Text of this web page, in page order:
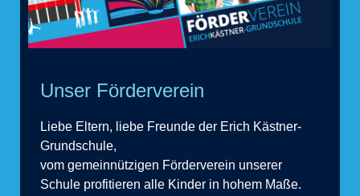
Unser Förderverein
Liebe Eltern, liebe Freunde der Erich Kästner-
Grundschule,
vom gemeinnützigen Förderverein unserer
Schule profitieren alle Kinder in hohem Maße.